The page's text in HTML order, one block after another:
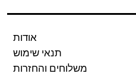
אודות
תנאי שימוש
משלוחים והחזרות